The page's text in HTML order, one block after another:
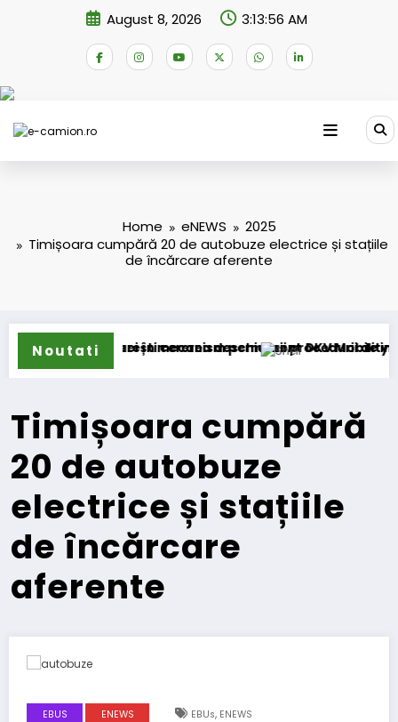
August 8, 2026 3:13:56 AM
Home eNEWS
2025
Timișoara cumpără 20 de autobuze electrice și stațiile
de încărcare aferente
Noutati
în mecanism permanent
București cererea deschiderii procedurii de insolvență
DKV Mobility și Shell își
Timișoara cumpără
20 de autobuze
electrice și stațiile
de încărcare
aferente
EBUS ENEWS EBUs, ENEWS